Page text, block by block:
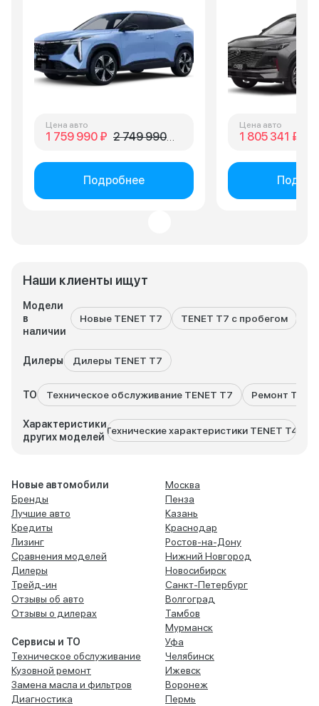
Наши клиенты ищут
Модели
в
наличии
Новые TENET T7 TENET T7 с пробегом
Дилеры Дилеры TENET T7
ТО Техническое обслуживание TENET T7 Ремонт
Характеристики
других моделей
Технические характеристики TENET T4
Цена авто
1 759 990 ₽ 2 749 990 ₽
Подробнее
Цена авто
1 805 341 ₽
Новые автомобили
Бренды
Лучшие авто
Кредиты
Лизинг
Сравнения моделей
Дилеры
Трейд-ин
Отзывы об авто
Отзывы о дилерах
Сервисы и ТО
Техническое обслуживание
Кузовной ремонт
Замена масла и фильтров
Диагностика
Москва
Пенза
Казань
Краснодар
Ростов-на-Дону
Нижний Новгород
Новосибирск
Санкт-Петербург
Волгоград
Тамбов
Мурманск
Уфа
Челябинск
Ижевск
Воронеж
Пермь